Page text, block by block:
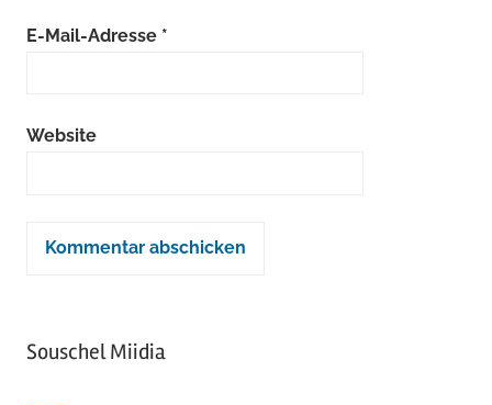
E-Mail-Adresse *
Website
Souschel Miidia